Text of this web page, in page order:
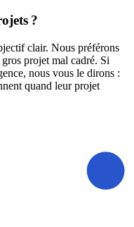
?
clair. Nous préférons
projet mal cadré. Si
nous vous le dirons :
quand leur projet